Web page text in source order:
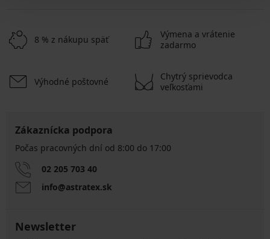
8 % z nákupu späť
Výmena a vrátenie
zadarmo
Výhodné poštovné
Chytrý sprievodca
veľkosťami
Zákaznícka podpora
Počas pracovných dní od 8:00 do 17:00
02 205 703 40
info@astratex.sk
Newsletter